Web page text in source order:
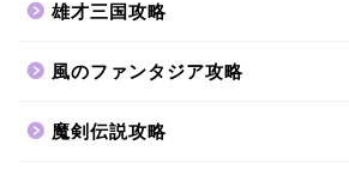
雄才三国攻略
風のファンタジア攻略
魔剣伝説攻略